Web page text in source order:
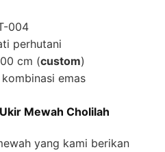
004
perhutani
cm (custom)
emas
Mewah Cholilah
yang kami berikan